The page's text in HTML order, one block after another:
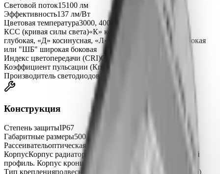
Световой поток15100 лм
Эффективность137 лм/Вт
Цветовая температура3000, 4000, 5000 K
КСС (кривая силы света)«К» концентрированная, «Г»
глубокая, «Д» косинусная, «Л» полуширокая, «Ш» широкая
или "ШБ" широкая боковая
Индекс цветопередачи (CRI)CRIRa ≥ 80
Коэффициент пульсации (Кп)
Производитель светодиодовSAMSUNG
Конструкция
Степень защитыIP67
Габаритные размеры500 × 160 × 70 мм
Рассеивательоптическая линза
КорпусКорпус радиатора - анодированный алюминиевый
профиль. Корпус кронштейна - сталь.
Тип крепленияподвесной, накладной, поворотный (скоба)